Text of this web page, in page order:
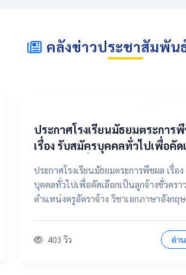
คลังข่าวประชาสัมพัน
ประกาศโรงเรียนมัธยมตระการ
เรื่อง รับสมัครบุคคลทั่วไปเพื่อคัด
เป็นลูกจ้างชั่วคราว ตำแหน่งครูอัต
จ้าง วิชาเอกภาษาอังกฤษ และ ต
แม่บ้าน / นักการภารโรง
ประกาศโรงเรียนมัธยมตระการพืชผล เรื่อ
บุคคลทั่วไปเพื่อคัดเลือกเป็นลูกจ้างชั่วคราว
ตำแหน่งครูอัตราจ้าง วิชาเอกภาษาอังกฤ
ละเอียด / เอกสารแนบ
403 วิว อ่า